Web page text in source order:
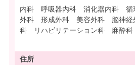
内科 呼吸器内科 消化器内科
外科 形成外科 美容外科 脳神
科 リハビリテーション科 麻酔
住所